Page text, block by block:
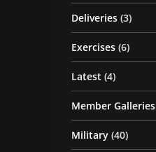
Deliveries (3)
Exercises (6)
Latest (4)
Member Galleries
Military (40)